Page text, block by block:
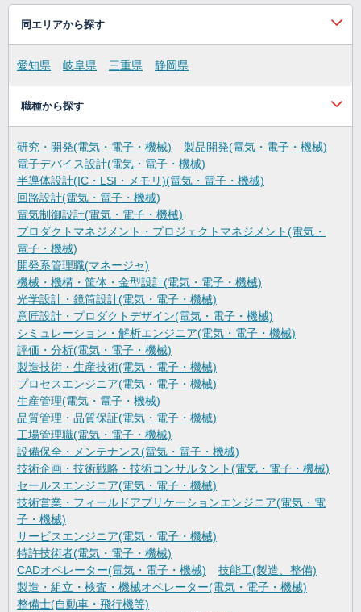
同エリアから探す
愛知県 岐阜県 三重県 静岡県
職種から探す
研究・開発(電気・電子・機械)
製品開発(電気・電子・機械)
電子デバイス設計(電気・電子・機械)
半導体設計(IC・LSI・メモリ)(電気・電子・機械)
回路設計(電気・電子・機械)
電気制御設計(電気・電子・機械)
プロダクトマネジメント・プロジェクトマネジメント(電気・
電子・機械)
開発系管理職(マネージャ)
機械・機構・筐体・金型設計(電気・電子・機械)
光学設計・鏡筒設計(電気・電子・機械)
意匠設計・プロダクトデザイン(電気・電子・機械)
シミュレーション・解析エンジニア(電気・電子・機械)
評価・分析(電気・電子・機械)
製造技術・生産技術(電気・電子・機械)
プロセスエンジニア(電気・電子・機械)
生産管理(電気・電子・機械)
品質管理・品質保証(電気・電子・機械)
工場管理職(電気・電子・機械)
設備保全・メンテナンス(電気・電子・機械)
技術企画・技術戦略・技術コンサルタント(電気・電子・機械)
セールスエンジニア(電気・電子・機械)
技術営業・フィールドアプリケーションエンジニア(電気・電
子・機械)
サービスエンジニア(電気・電子・機械)
特許技術者(電気・電子・機械)
CADオペレーター(電気・電子・機械)
技能工(製造、整備)
製造・組立・検査・機械オペレーター(電気・電子・機械)
整備士(自動車・飛行機等)